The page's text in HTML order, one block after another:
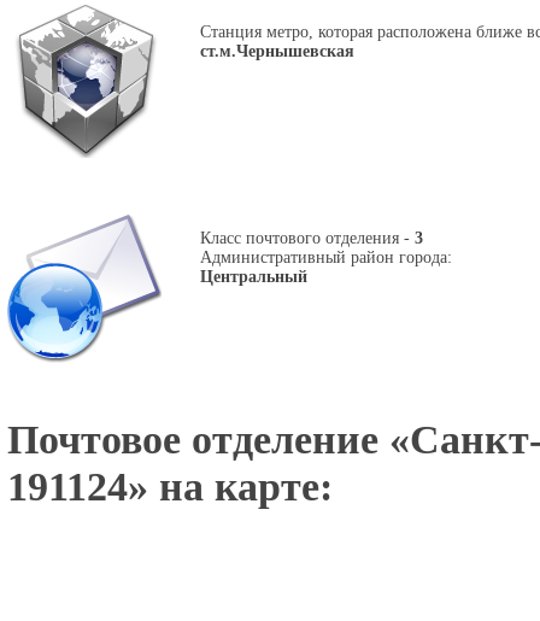
Станция метро, которая расположена ближе
ст.м.Чернышевская
Класс почтового отделения - 3
Административный район города:
Центральный
Почтовое отделение «
191124» на карте: